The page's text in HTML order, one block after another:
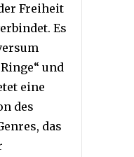
Freiheit
Es
und
eine
des
das